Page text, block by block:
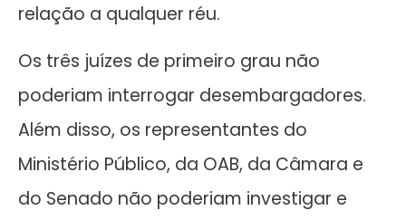
relação a qualquer réu.
Os três juízes de primeiro grau não
poderiam interrogar desembargadores.
Além disso, os representantes do
Ministério Público, da OAB, da Câmara e
do Senado não poderiam investigar e